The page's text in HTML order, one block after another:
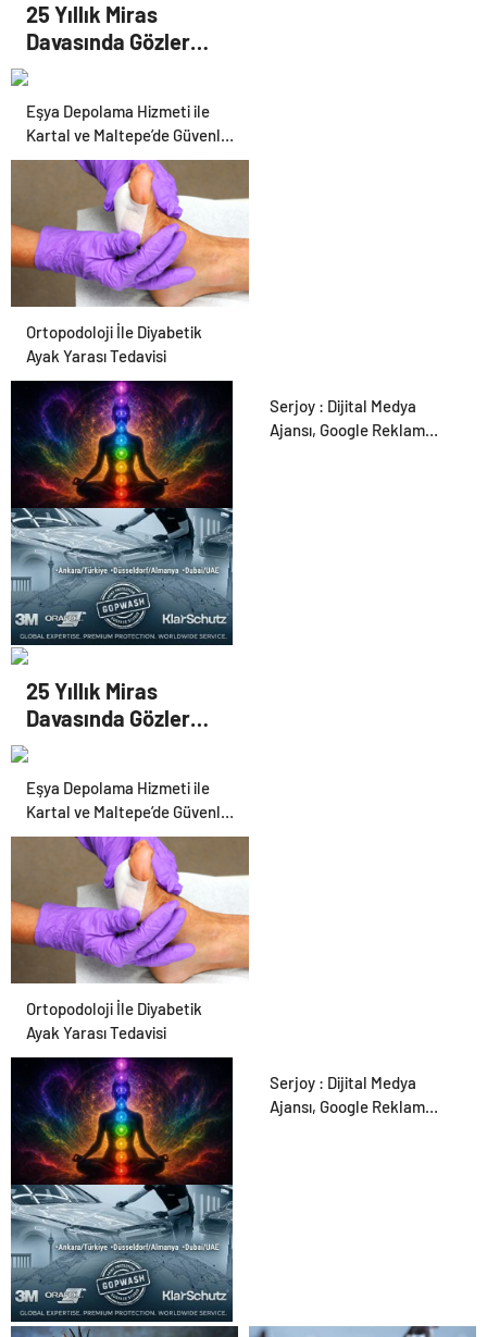
25 Yıllık Miras
Davasında Gözler
Temmuz Ayındaki
Çevrildi
Eşya Depolama Hizmeti ile
Kartal ve Maltepe’de Güvenli
Saklama
Ortopodoloji İle Diyabetik
Ayak Yarası Tedavisi
Zihnin Gizemli Sınırları ve
Ötesi : Nasılnedir.com
Serjoy : Dijital Medya
Ajansı, Google Reklam
UETDS Nedir ? Uetds.com
İle Akıllı Dijital Taşımacılık
Yazılımı
25 Yıllık Miras
Davasında Gözler
Temmuz Ayındaki
Çevrildi
Eşya Depolama Hizmeti ile
Kartal ve Maltepe’de Güvenli
Saklama
Ortopodoloji İle Diyabetik
Ayak Yarası Tedavisi
Zihnin Gizemli Sınırları ve
Ötesi : Nasılnedir.com
Serjoy : Dijital Medya
Ajansı, Google Reklam